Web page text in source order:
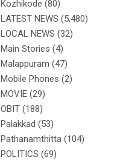
Kozhikode (80)
LATEST NEWS (5,480)
LOCAL NEWS (32)
Main Stories (4)
Malappuram (47)
Mobile Phones (2)
MOVIE (29)
OBIT (188)
Palakkad (53)
Pathanamthitta (104)
POLITICS (69)